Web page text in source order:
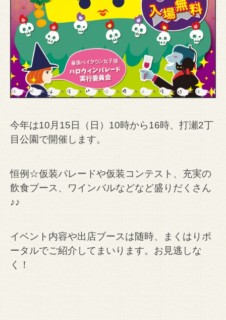
今年は10月15日（日）10時から16時、打瀬2丁
目公園で開催します。
恒例☆仮装パレードや仮装コンテスト、充実の
飲食ブース、ワインバルなどなど盛りだくさん
♪♪
イベント内容や出店ブースは随時、まくはりポ
ータルでご紹介してまいります。お見逃しな
く！